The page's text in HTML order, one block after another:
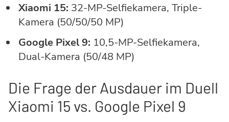
Xiaomi 15: 32-MP-Selfiekamera, Triple-
Kamera (50/50/50 MP)
Google Pixel 9: 10,5-MP-Selfiekamera,
Dual-Kamera (50/48 MP)
Die Frage der Ausdauer im Duell
Xiaomi 15 vs. Google Pixel 9